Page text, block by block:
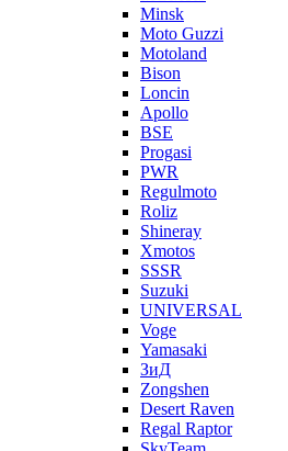
Minsk
Moto Guzzi
Motoland
Bison
Loncin
Apollo
BSE
Progasi
PWR
Regulmoto
Roliz
Shineray
Xmotos
SSSR
Suzuki
UNIVERSAL
Voge
Yamasaki
ЗиД
Zongshen
Desert Raven
Regal Raptor